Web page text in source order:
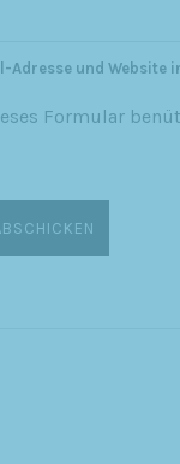
Adresse und Website
Formular